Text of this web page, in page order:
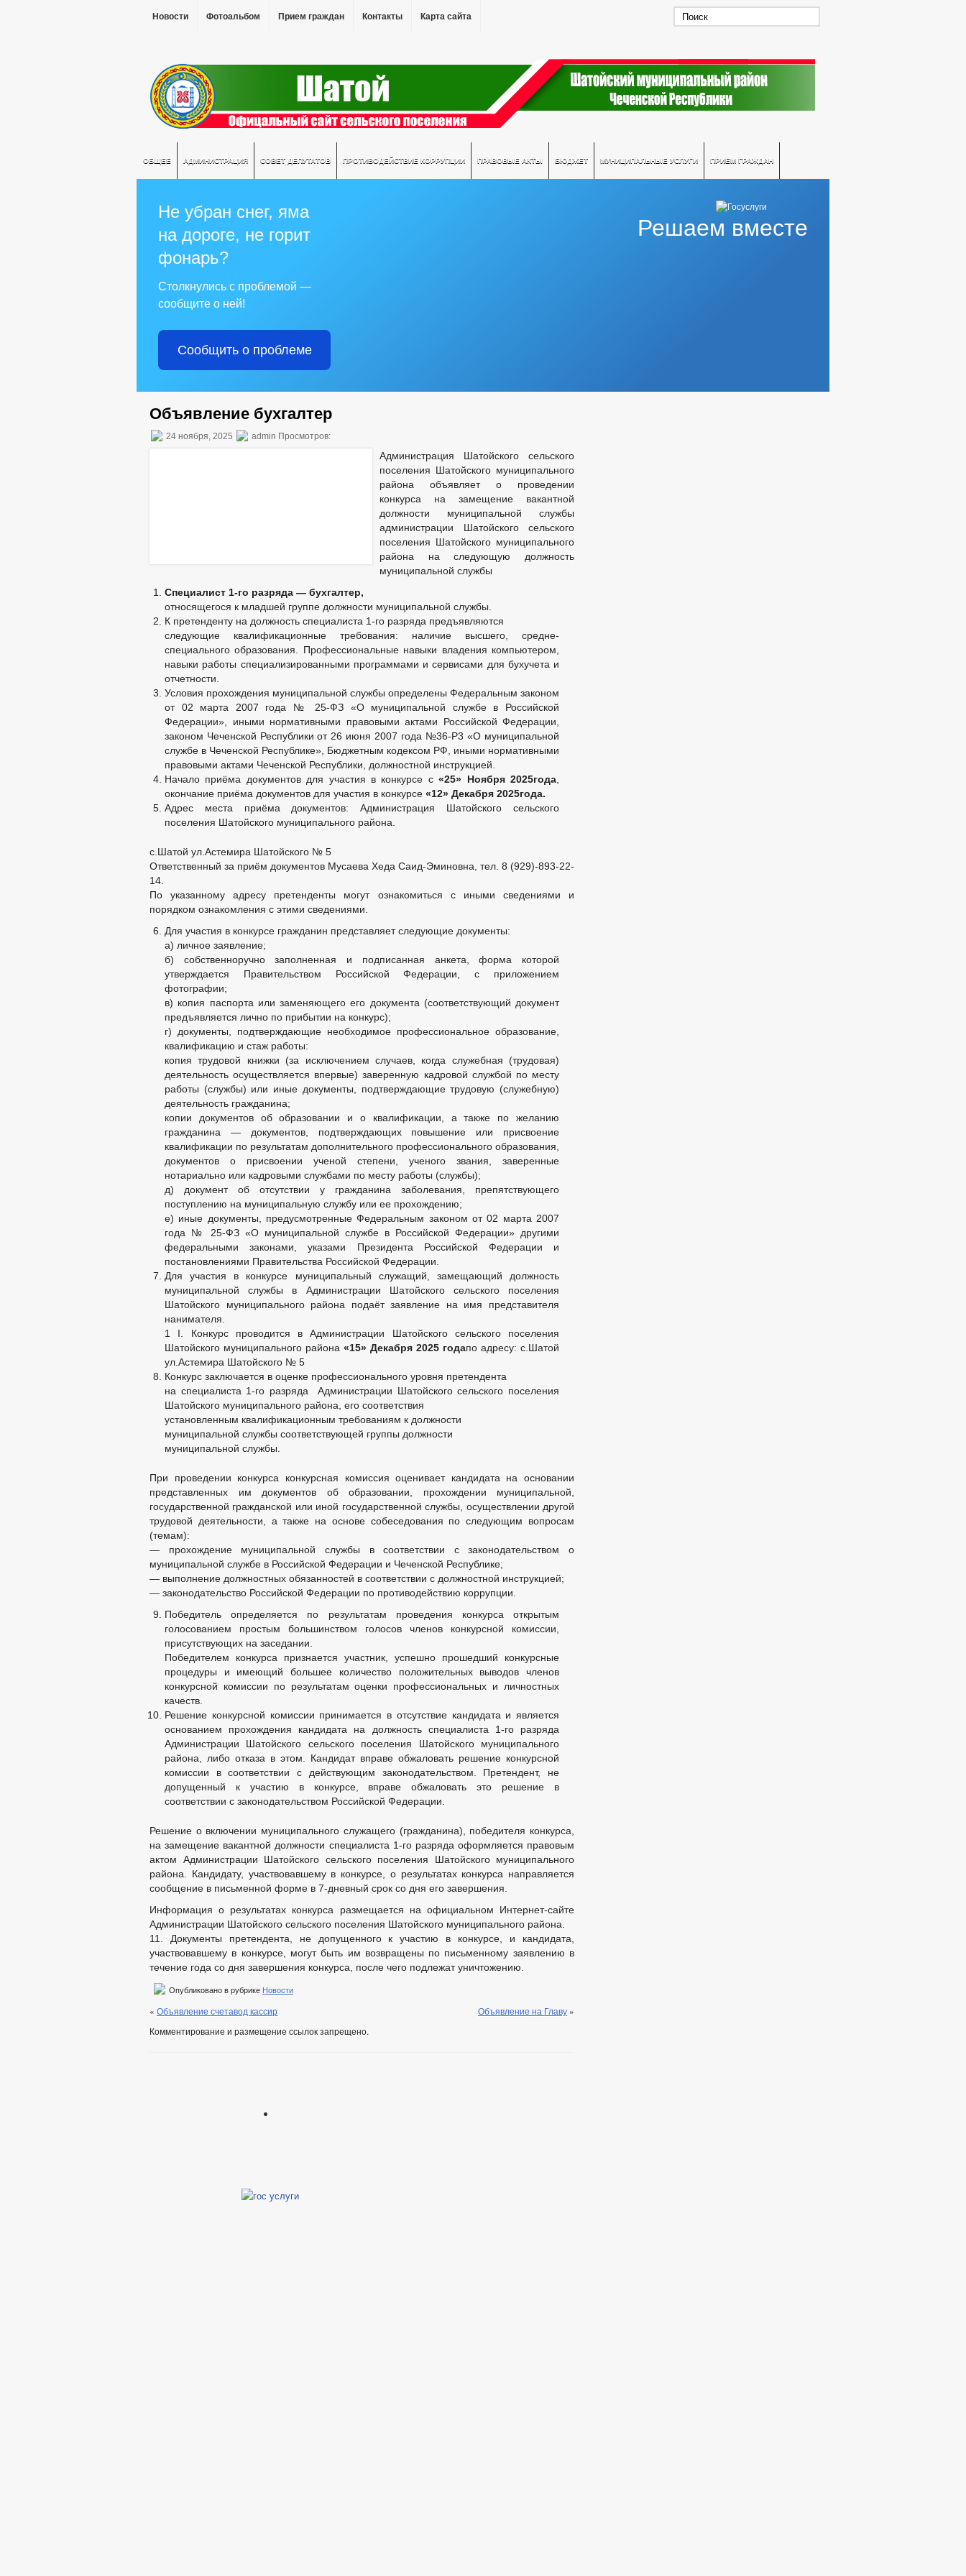
Новости Фотоальбом Прием граждан Контакты Карта сайта
ОБЩЕЕ АДМИНИСТРАЦИЯ СОВЕТ ДЕПУТАТОВ ПРОТИВОДЕЙСТВИЕ КОРРУПЦИИ ПРАВОВЫЕ АКТЫ БЮДЖЕТ МУНИЦИПАЛЬНЫЕ УСЛУГИ ПРИЕМ ГРАЖДАН
Решаем вместе
Не убран снег, яма
на дороге, не горит
фонарь?
Столкнулись с проблемой —
сообщите о ней!
Сообщить о проблеме
Объявление бухгалтер
24 ноября, 2025 admin Просмотров:
Администрация Шатойского сельского
поселения Шатойского муниципального
района объявляет о проведении
конкурса на замещение вакантной
должности муниципальной службы
администрации Шатойского сельского
поселения Шатойского муниципального
района на следующую должность
муниципальной службы
Специалист 1-го разряда — бухгалтер,
относящегося к младшей группе должности муниципальной службы.
К претенденту на должность специалиста 1-го разряда предъявляются
следующие квалификационные требования: наличие высшего, средне-
специального образования. Профессиональные навыки владения компьютером,
навыки работы специализированными программами и сервисами для бухучета и
отчетности.
Условия прохождения муниципальной службы определены Федеральным законом
от 02 марта 2007 года № 25-ФЗ «О муниципальной службе в Российской
Федерации», иными нормативными правовыми актами Российской Федерации,
законом Чеченской Республики от 26 июня 2007 года №36-Р3 «О муниципальной
службе в Чеченской Республике», Бюджетным кодексом РФ, иными нормативными
правовыми актами Чеченской Республики, должностной инструкцией.
Начало приёма документов для участия в конкурсе с«25» Ноября 2025года
окончание приёма документов для участия в конкурсе «12» Декабря 2025года.
Адрес места приёма документов: Администрация Шатойского сельского
поселения Шатойского муниципального района.
с.Шатой ул.Астемира Шатойского № 5
Ответственный за приём документов Мусаева Хеда Саид-Эминовна, тел. 8 (929)-893-22-
14.
По указанному адресу претенденты могут ознакомиться с иными сведениями и
порядком ознакомления с этими сведениями.
Для участия в конкурсе гражданин представляет следующие документы:
а) личное заявление;
б) собственноручно заполненная и подписанная анкета, форма которой
утверждается Правительством Российской Федерации, с приложением
фотографии;
в) копия паспорта или заменяющего его документа (соответствующий документ
предъявляется лично по прибытии на конкурс);
г) документы, подтверждающие необходимое профессиональное образование,
квалификацию и стаж работы:
копия трудовой книжки (за исключением случаев, когда служебная (трудовая)
деятельность осуществляется впервые) заверенную кадровой службой по месту
работы (службы) или иные документы, подтверждающие трудовую (служебную)
деятельность гражданина;
копии документов об образовании и о квалификации, а также по желанию
гражданина — документов, подтверждающих повышение или присвоение
квалификации по результатам дополнительного профессионального образования,
документов о присвоении ученой степени, ученого звания, заверенные
нотариально или кадровыми службами по месту работы (службы);
д) документ об отсутствии у гражданина заболевания, препятствующего
поступлению на муниципальную службу или ее прохождению;
е) иные документы, предусмотренные Федеральным законом от 02 марта 2007
года № 25-ФЗ «О муниципальной службе в Российской Федерации» другими
федеральными законами, указами Президента Российской Федерации и
постановлениями Правительства Российской Федерации.
Для участия в конкурсе муниципальный служащий, замещающий должность
муниципальной службы в Администрации Шатойского сельского поселения
Шатойского муниципального района подаёт заявление на имя представителя
нанимателя.
1 I. Конкурс проводится в Администрации Шатойского сельского поселения
Шатойского муниципального района «15» Декабря 2025 годапо адресу: с.Шатой
ул.Астемира Шатойского № 5
Конкурс заключается в оценке профессионального уровня претендента
на специалиста 1-го разряда Администрации Шатойского сельского поселения
Шатойского муниципального района, его соответствия
установленным квалификационным требованиям к должности
муниципальной службы соответствующей группы должности
муниципальной службы.
При проведении конкурса конкурсная комиссия оценивает кандидата на основании
представленных им документов об образовании, прохождении муниципальной,
государственной гражданской или иной государственной службы, осуществлении другой
трудовой деятельности, а также на основе собеседования по следующим вопросам
(темам):
— прохождение муниципальной службы в соответствии с законодательством о
муниципальной службе в Российской Федерации и Чеченской Республике;
— выполнение должностных обязанностей в соответствии с должностной инструкцией;
— законодательство Российской Федерации по противодействию коррупции.
Победитель определяется по результатам проведения конкурса открытым
голосованием простым большинством голосов членов конкурсной комиссии,
присутствующих на заседании.
Победителем конкурса признается участник, успешно прошедший конкурсные
процедуры и имеющий большее количество положительных выводов членов
конкурсной комиссии по результатам оценки профессиональных и личностных
качеств.
Решение конкурсной комиссии принимается в отсутствие кандидата и является
основанием прохождения кандидата на должность специалиста 1-го разряда
Администрации Шатойского сельского поселения Шатойского муниципального
района, либо отказа в этом. Кандидат вправе обжаловать решение конкурсной
комиссии в соответствии с действующим законодательством. Претендент, не
допущенный к участию в конкурсе, вправе обжаловать это решение в
соответствии с законодательством Российской Федерации.
Решение о включении муниципального служащего (гражданина), победителя конкурса,
на замещение вакантной должности специалиста 1-го разряда оформляется правовым
актом Администрации Шатойского сельского поселения Шатойского муниципального
района. Кандидату, участвовавшему в конкурсе, о результатах конкурса направляется
сообщение в письменной форме в 7-дневный срок со дня его завершения.
Информация о результатах конкурса размещается на официальном Интернет-сайте
Администрации Шатойского сельского поселения Шатойского муниципального района.
11. Документы претендента, не допущенного к участию в конкурсе, и кандидата,
участвовавшему в конкурсе, могут быть им возвращены по письменному заявлению в
течение года со дня завершения конкурса, после чего подлежат уничтожению.
Опубликовано в рубрике Новости
« Объявление счетавод кассир Объявление на Главу »
Комментирование и размещение ссылок запрещено.